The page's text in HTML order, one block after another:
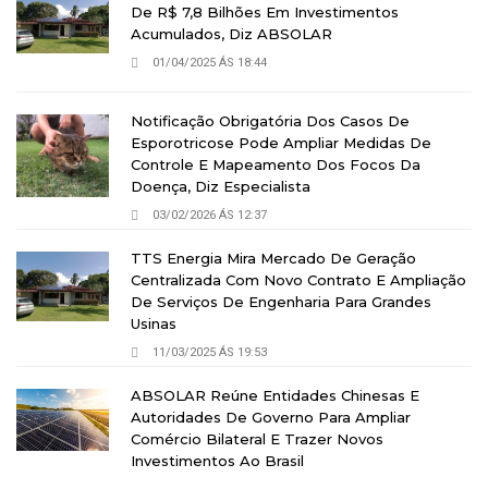
De R$ 7,8 Bilhões Em Investimentos
Acumulados, Diz ABSOLAR
01/04/2025 ÁS 18:44
Notificação Obrigatória Dos Casos De
Esporotricose Pode Ampliar Medidas De
Controle E Mapeamento Dos Focos Da
Doença, Diz Especialista
03/02/2026 ÁS 12:37
TTS Energia Mira Mercado De Geração
Centralizada Com Novo Contrato E Ampliação
De Serviços De Engenharia Para Grandes
Usinas
11/03/2025 ÁS 19:53
ABSOLAR Reúne Entidades Chinesas E
Autoridades De Governo Para Ampliar
Comércio Bilateral E Trazer Novos
Investimentos Ao Brasil